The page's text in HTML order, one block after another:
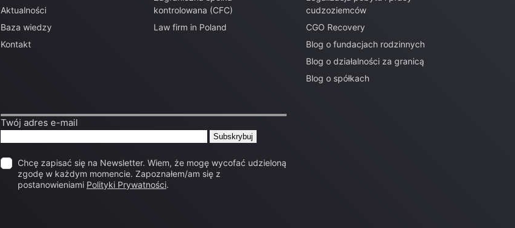
Aktualności
Baza wiedzy
Kontakt
kontrolowana (CFC)
Law firm in Poland
cudzoziemców
CGO Recovery
Blog o fundacjach rodzinnych
Blog o działalności za granicą
Blog o spółkach
Twój adres e-mail
Chcę zapisać się na Newsletter. Wiem, że mogę wycofać udzieloną
zgodę w każdym momencie. Zapoznałem/am się z
postanowieniami Polityki Prywatności.